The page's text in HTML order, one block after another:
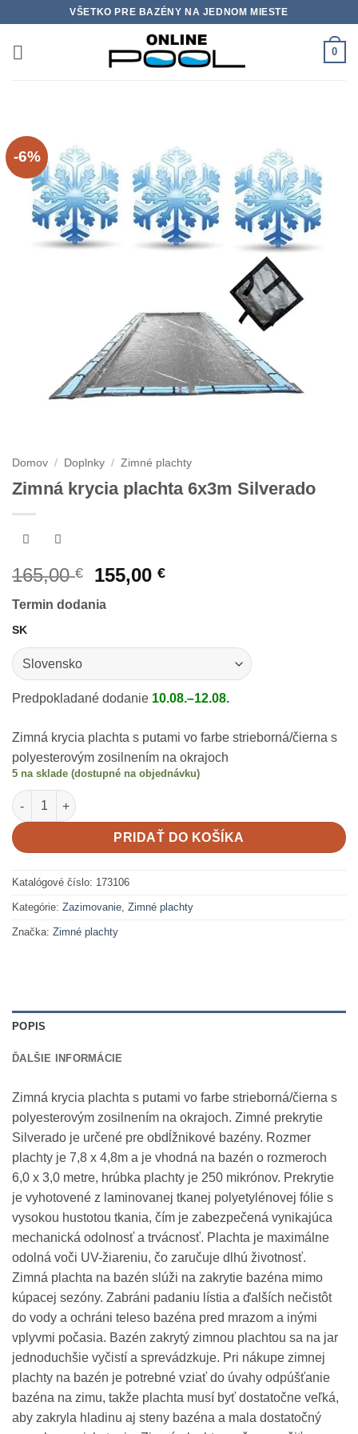
content
VŠETKO PRE BAZÉNY NA JEDNOM MIESTE
0
-6%
Domov / Doplnky / Zimné plachty
Zimná krycia plachta 6x3m Silverado
165,00€
Pôvodná
cena
bola:
155,00€Aktuálna
Termin dodania
SK
Predpokladané dodanie 10.08.–12.08.
Zimná krycia plachta s putami vo farbe strieborná/čierna s
polyesterovým zosilnením na okrajoch
5 na sklade (dostupné na objednávku)
množstvo Zimná krycia plachta 6x3m Silverado
PRIDAŤ DO KOŠÍKA
Katalógové číslo: 173106
Kategórie: Zazimovanie, Zimné plachty
Značka: Zimné plachty
POPIS
ĎALŠIE INFORMÁCIE
Zimná krycia plachta s putami vo farbe strieborná/čierna s
polyesterovým zosilnením na okrajoch. Zimné prekrytie
Silverado je určené pre obdĺžnikové bazény. Rozmer
plachty je 7,8 x 4,8m a je vhodná na bazén o rozmeroch
6,0 x 3,0 metre, hrúbka plachty je 250 mikrónov. Prekrytie
je vyhotovené z laminovanej tkanej polyetylénovej fólie s
vysokou hustotou tkania, čím je zabezpečená vynikajúca
mechanická odolnosť a trvácnosť. Plachta je maximálne
odolná voči UV-žiareniu, čo zaručuje dlhú životnosť.
Zimná plachta na bazén slúži na zakrytie bazéna mimo
kúpacej sezóny. Zabráni padaniu lístia a ďalších nečistôt
do vody a ochráni teleso bazéna pred mrazom a inými
vplyvmi počasia. Bazén zakrytý zimnou plachtou sa na jar
jednoduchšie vyčistí a sprevádzkuje. Pri nákupe zimnej
plachty na bazén je potrebné vziať do úvahy odpúšťanie
bazéna na zimu, takže plachta musí byť dostatočne veľká,
aby zakryla hladinu aj steny bazéna a mala dostatočný